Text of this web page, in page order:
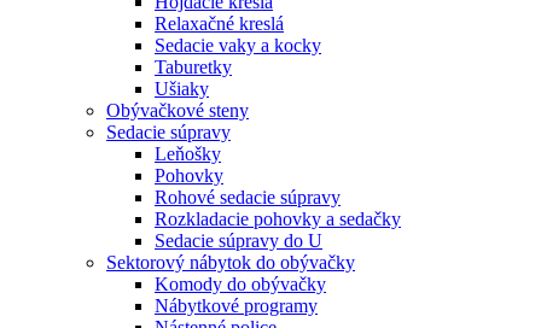
Relaxačné kreslá
Sedacie vaky a kocky
Taburetky
Ušiaky
Obývačkové steny
Sedacie súpravy
Leňošky
Pohovky
Rohové sedacie súpravy
Rozkladacie pohovky a sedačky
Sedacie súpravy do U
Sektorový nábytok do obývačky
Komody do obývačky
Nábytkové programy